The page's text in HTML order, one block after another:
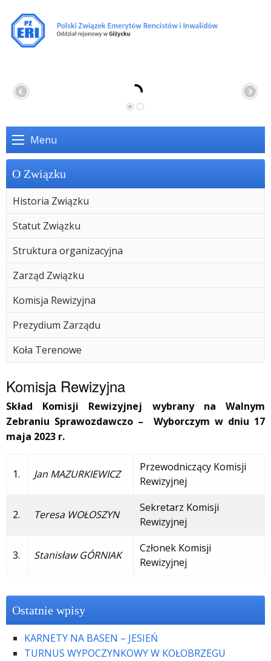
Menu
O Związku
Historia Związku
Statut Związku
Struktura organizacyjna
Zarząd Związku
Komisja Rewizyjna
Prezydium Zarządu
Koła Terenowe
Komisja Rewizyjna
Skład Komisji Rewizyjnej wybrany na Walnym
Zebraniu Sprawozdawczo – Wyborczym w dniu 17
maja 2023 r.
1. Jan MAZURKIEWICZ
Przewodniczący Komisji
Rewizyjnej
2. Teresa WOŁOSZYN
Sekretarz Komisji
Rewizyjnej
3. Stanisław GÓRNIAK
Członek Komisji
Rewizyjnej
Ostatnie wpisy
KARNETY NA BASEN – JESIEŃ
TURNUS WYPOCZYNKOWY W KOŁOBRZEGU